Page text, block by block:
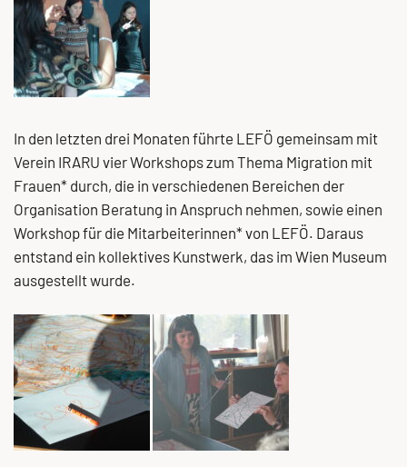
In den letzten drei Monaten führte LEFÖ gemeinsam mit
Verein IRARU vier Workshops zum Thema Migration mit
Frauen* durch, die in verschiedenen Bereichen der
Organisation Beratung in Anspruch nehmen, sowie einen
Workshop für die Mitarbeiterinnen* von LEFÖ. Daraus
entstand ein kollektives Kunstwerk, das im Wien Museum
ausgestellt wurde.